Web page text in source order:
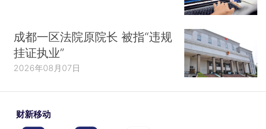
成都一区法院原院长 被指“违规
挂证执业”
2026年08月07日
财新移动